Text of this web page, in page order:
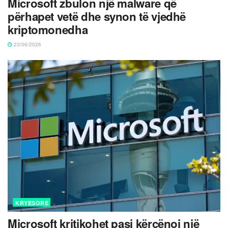
përhapet vetë dhe synon të vjedhë
kriptomonedha
23/06/2026
KRYESORE
Microsoft kritikohet pasi kërcënoi një